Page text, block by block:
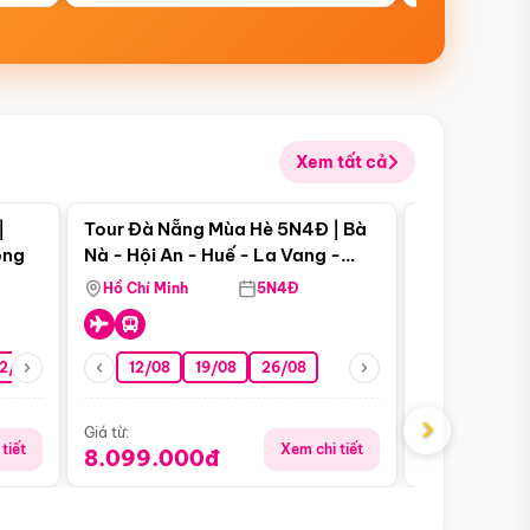
Xem tất cả
08 26/08 05/09 09/09 12/09
tiết
Điểm nổi bật
Tour Đà Nẵng Mùa Hè 5N4Đ | Bà
Nà - Hội An - Huế - La Vang -
Động Thiên Đường
Hồ Chí Minh 5N4Đ
12/08 19/08 26/08
Giá từ:
8.099.000đ Xem chi tiết
Giá từ:
›